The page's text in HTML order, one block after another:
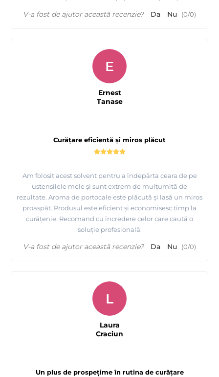
V-a fost de ajutor această recenzie? Da Nu (0/0)
Curățare eficientă și miros plăcut
Am folosit acest solvent pentru a îndepărta ceara de pe
ustensilele mele și sunt extrem de mulțumită de
rezultate. Aroma de portocale este plăcută și lasă un miros
proaspăt. Produsul este eficient și economisesc timp la
curățenie. Recomand cu încredere celor care caută o
soluție profesională.
E
Ernest
Tanase
V-a fost de ajutor această recenzie? Da Nu (0/0)
Un plus de prospețime în rutina de curățare
L
Laura
Craciun